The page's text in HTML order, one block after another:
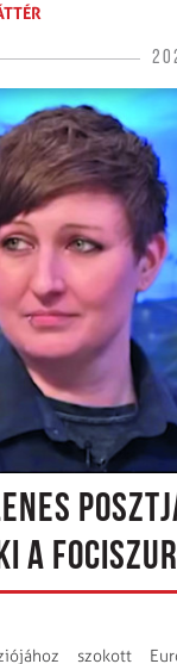
A
szokott